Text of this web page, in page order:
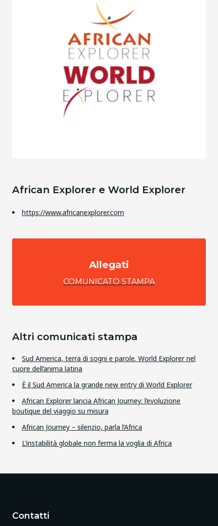
African Explorer e World Explorer
https://www.africanexplorer.com
Allegati
COMUNICATO STAMPA
Altri comunicati stampa
Sud America, terra di sogni e parole. World Explorer nel
cuore dell’anima latina
È il Sud America la grande new entry di World Explorer
African Explorer lancia African Journey: l’evoluzione
boutique del viaggio su misura
African Journey – silenzio, parla l’Africa
L’instabilità globale non ferma la voglia di Africa
Contatti